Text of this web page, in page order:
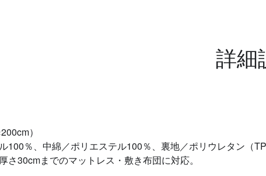
詳細
）
100％、中綿／ポリエステル100％、裏地／ポリウレタン（
さ30cmまでのマットレス・敷き布団に対応。